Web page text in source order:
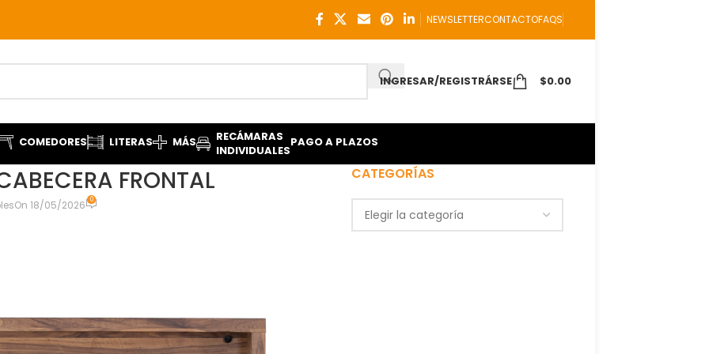
NEWSLETTERCONTACTOFAQS
INGRESAR/REGISTRÁRSE $0.00
COMEDORES LITERAS MÁS
RECÁMARAS
INDIVIDUALES
PAGO A PLAZOS
FRONTAL
On 18/05/2026 0
CATEGORÍAS